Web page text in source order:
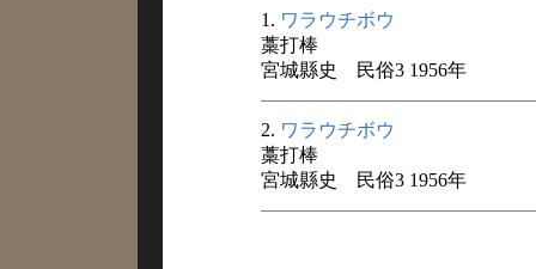
1. ワラウチボウ
藁打棒
宮城縣史 民俗3 1956年
2. ワラウチボウ
藁打棒
宮城縣史 民俗3 1956年